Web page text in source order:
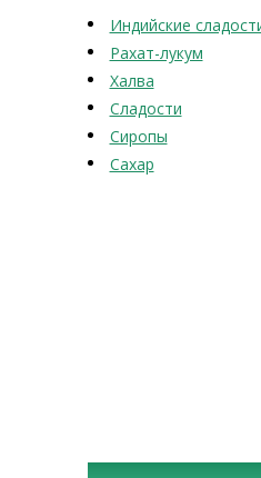
Индийские
Рахат-лукум
Халва
Сладости
Сиропы
Сахар